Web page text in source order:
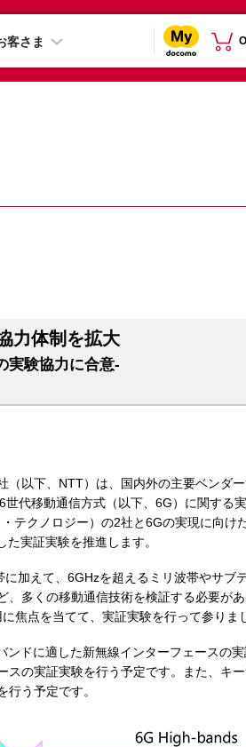
客さま
力体制を拡大
実験協力に合意-
以下、NTT）は、国内外の主要ベンダ
代移動通信方式（以下、6G）に関する
テクノロジー）の2社と6Gの実現に向け
実証実験を推進します。
加えて、6GHzを超えるミリ波帯やサブ
多くの移動通信技術を検証する必要が
焦点を当てて、実証実験を行って参りま
ドに適した新無線インターフェースの
の実証実験を行う予定です。また、キ
う予定です。